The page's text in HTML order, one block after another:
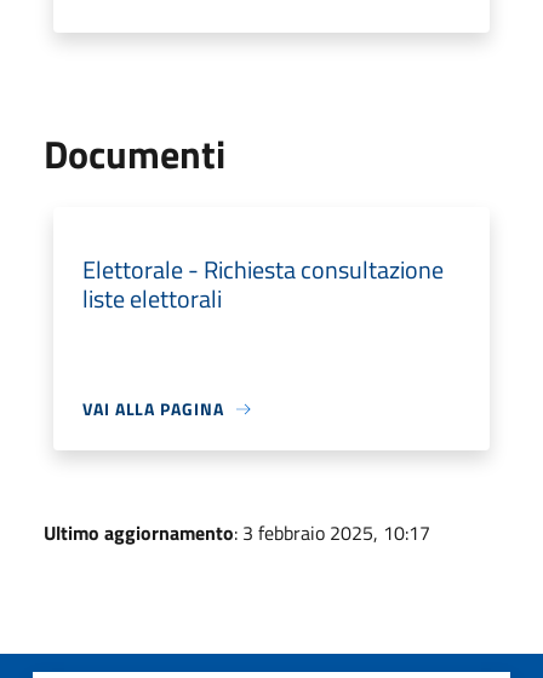
Documenti
Elettorale - Richiesta consultazione
liste elettorali
VAI ALLA PAGINA
Ultimo aggiornamento: 3 febbraio 2025, 10:17